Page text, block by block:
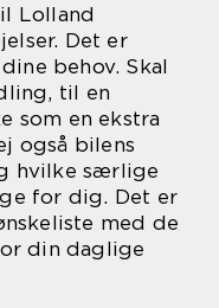
Lolland
Det er
behov. Skal
til en
som en ekstra
også bilens
hvilke særlige
for dig. Det er
med de
din daglige